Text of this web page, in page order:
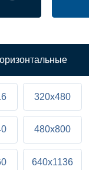
320x480
480x800
640x1136